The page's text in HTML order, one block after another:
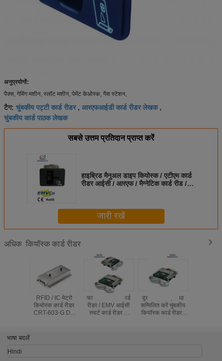
अनुप्रयोगों:
पैक्स, गेमिंग मशीन, स्लॉट मशीन, पेमेंट केओस्क, गैस स्टेशन,
टैग: चुंबकीय पट्टी कार्ड रीडर, आरएफआईडी कार्ड रीडर लेखक,
चुंबकीय कार्ड पाठक लेखक
सबसे उत्तम प्रतिदान प्राप्त करें
हाइब्रिड मैनुअल डाइप कियोस्क / एटीएम कार्ड
रीडर आईसी / आरएफ / मैग्नेटिक कार्ड रीड /
जारी रखें
अधिक कियॉस्क कार्ड रीडर
RFID / IC मेट्रो
कियोस्क कार्ड रीडर
CRT-603-G DC
फास्ट कीओस्क कार्ड
रीडर / EMV आईसी
स्मार्ट कार्ड रीडर के
दूरभाश के लिए आधा
सम्मिलित करें चुंबकीय
कियॉस्क कार्ड रीडर /
भाषा बदलें
Hindi